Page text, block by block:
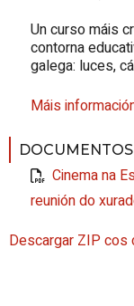
Un curso máis
contorna
galega: luces,
Máis
Cinema na
reunión do
Descargar ZIP cos